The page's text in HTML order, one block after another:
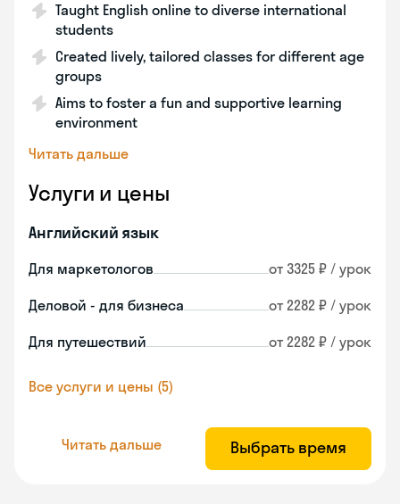
Taught English online to diverse international
students
Created lively, tailored classes for different age
groups
Aims to foster a fun and supportive learning
environment
Читать дальше
Услуги и цены
Английский язык
Для маркетологов от 3325 ₽ / урок
Деловой - для бизнеса от 2282 ₽ / урок
Для путешествий от 2282 ₽ / урок
Все услуги и цены (5)
Читать дальше Выбрать время